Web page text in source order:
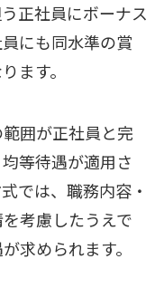
正社員にボーナス
にも同水準の賞
ます。
囲が正社員と完
等待遇が適用さ
では、職務内容・
考慮したうえで
求められます。